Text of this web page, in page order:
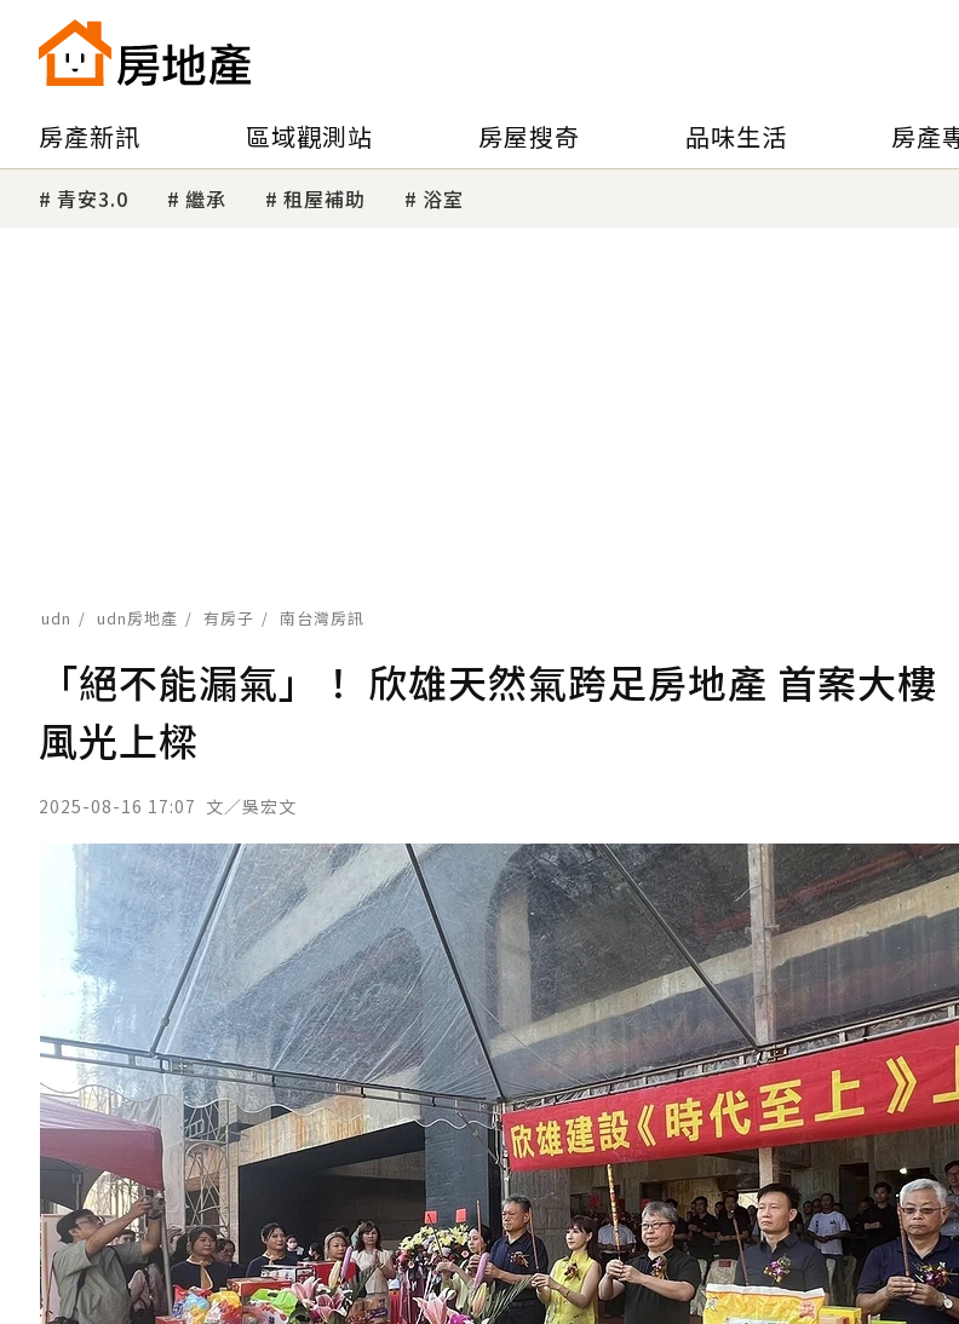
房產新訊 區域觀測站 房屋搜奇 品味生活 房產
青安3.0 繼承 租屋補助 浴室
udn udn房地產 有房子 南台灣房訊
「絕不能漏氣」！ 欣雄天然氣跨足房地產 首案大樓
風光上樑
2025-08-16 17:07 文／吳宏文